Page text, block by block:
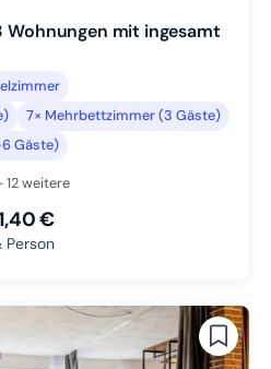
Wohnungen mit ingesamt
7× Mehrbettzimmer (3 Gäste)
Gäste)
12 weitere
€